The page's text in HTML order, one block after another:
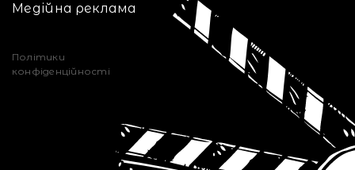
Медійна реклама
Політики
конфіденційності